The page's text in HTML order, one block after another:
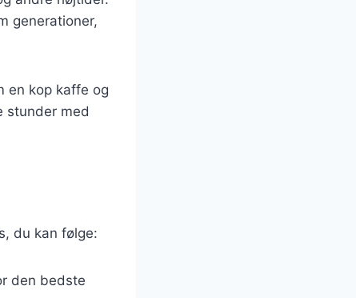
generationer,
en kop kaffe og
stunder med
du kan følge:
den bedste